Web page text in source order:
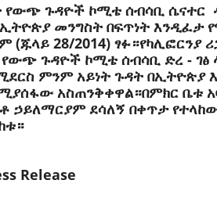
የውጭ ጉዳዮች ኮሚቴ ሰብሳቢ ሴናተር
መንግስት በፍጥነት እንዲፈታ
(ጁላይ 28/2014) ፃፉ።የካሊፎርንያ
ጉዳዮች ኮሚቴ ሰብሳቢ ድረ - ገፅ
ምንም አይነት ጉዳት በኢትዮጵያ
አስጠንቅቀዋል።በምክር ቤቱ
ኃይለማርያም ደሳለኝ በቀጥታ
Release